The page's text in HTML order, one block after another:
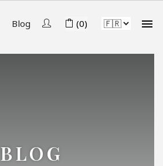
Blog (0) 
BLOG